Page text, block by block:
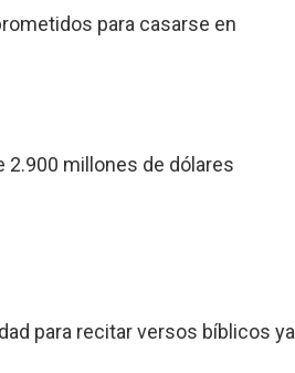
para casarse en
2.900 millones de dólares
para recitar versos bíblicos ya